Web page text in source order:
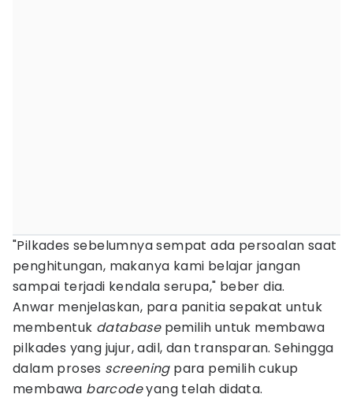
"Pilkades sebelumnya sempat ada persoalan saat
penghitungan, makanya kami belajar jangan
sampai terjadi kendala serupa," beber dia.
Anwar menjelaskan, para panitia sepakat untuk
membentuk database pemilih untuk membawa
pilkades yang jujur, adil, dan transparan. Sehingga
dalam proses screeningpara pemilih cukup
membawa barcodeyang telah didata.